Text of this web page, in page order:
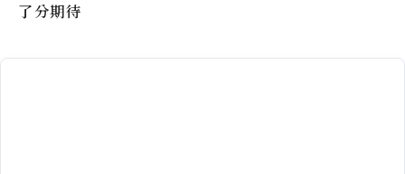
了分期待